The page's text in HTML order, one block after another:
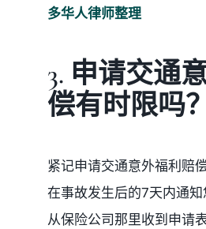
多华人律师整理
3. 申请交通
偿有时限吗？
紧记申请交通意外福利赔
在事故发生后的7天内通
从保险公司那里收到申请